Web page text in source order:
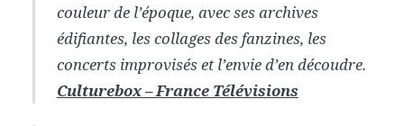
couleur de l’époque, avec ses archives
édifiantes, les collages des fanzines, les
concerts improvisés et l’envie d’en découdre.
Culturebox – France Télévisions